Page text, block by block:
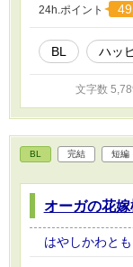
24h.ポイント
BL ハッ
文字数
BL 完結 短編
オーガの花嫁
はやしかわとも